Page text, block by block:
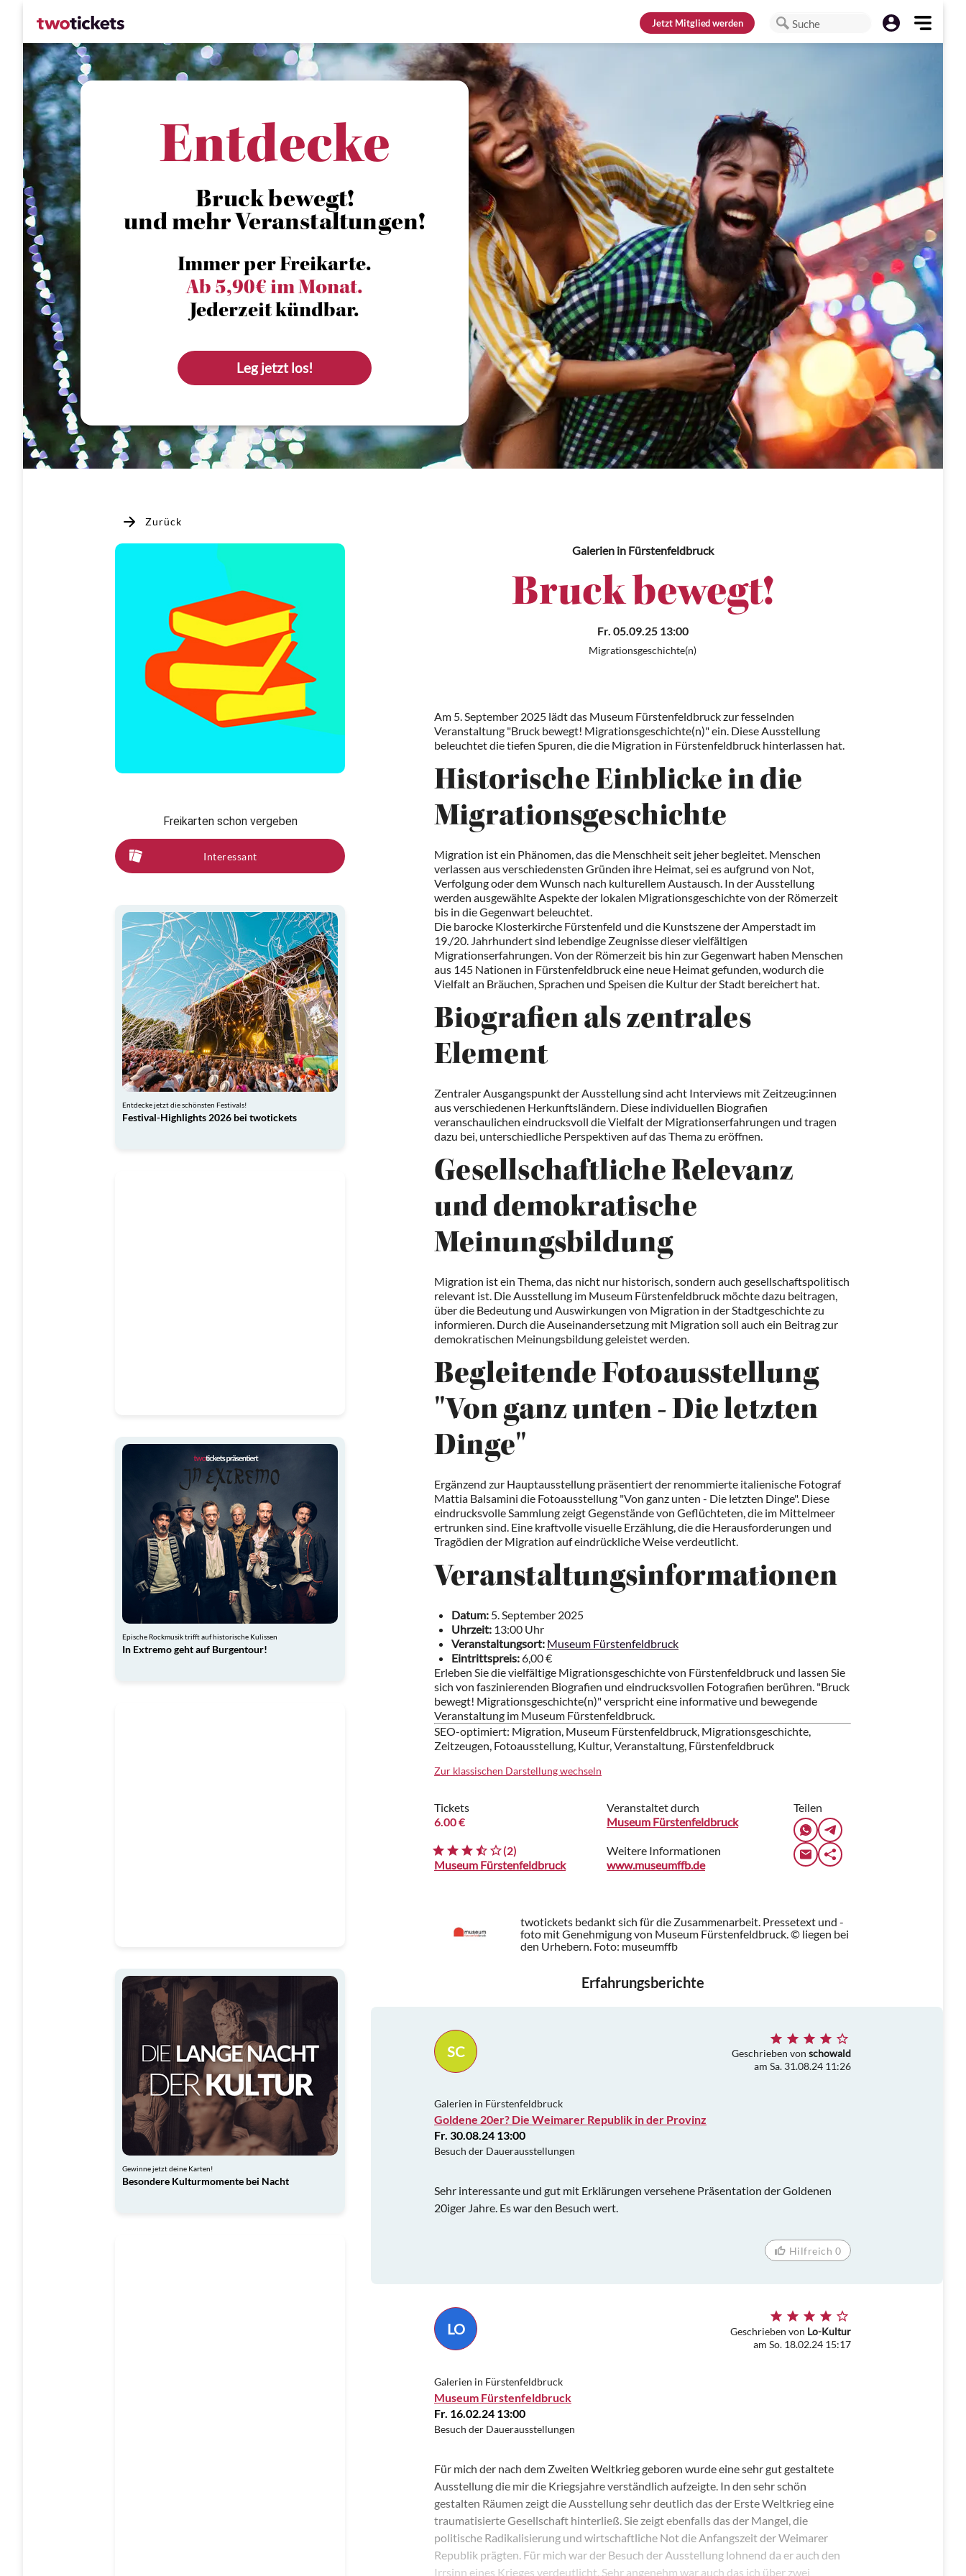
JetztMitglied werden Suche
Entdecke
Bruck bewegt!
und mehr Veranstaltungen!
Immer per Freikarte.
Ab 5,90€ im Monat.
Jederzeit kündbar.
Leg jetzt los!
Zurück
Freikarten schon vergeben
Interessant
Entdecke jetzt die schönsten Festivals!
Festival-Highlights 2026 bei twotickets
Epische Rockmusik trifft auf historische Kulissen
In Extremo geht auf Burgentour!
Gewinne jetzt deine Karten!
Besondere Kulturmomente bei Nacht
Galerienin Fürstenfeldbruck
Bruck bewegt!
Fr. 05.09.25 13:00
Migrationsgeschichte(n)
Am 5. September 2025 lädt das Museum Fürstenfeldbruck zur fesselnden
Veranstaltung "Bruck bewegt! Migrationsgeschichte(n)" ein. Diese Ausstellung
beleuchtet die tiefen Spuren, die die Migration in Fürstenfeldbruck hinterlassen hat.
Historische Einblicke in die
Migrationsgeschichte
Migration ist ein Phänomen, das die Menschheit seit jeher begleitet. Menschen
verlassen aus verschiedensten Gründen ihre Heimat, sei es aufgrund von Not,
Verfolgung oder dem Wunsch nach kulturellem Austausch. In der Ausstellung
werden ausgewählte Aspekte der lokalen Migrationsgeschichte von der Römerzeit
bis in die Gegenwart beleuchtet.
Die barocke Klosterkirche Fürstenfeld und die Kunstszene der Amperstadt im
19./20. Jahrhundert sind lebendige Zeugnisse dieser vielfältigen
Migrationserfahrungen. Von der Römerzeit bis hin zur Gegenwart haben Menschen
aus 145 Nationen in Fürstenfeldbruck eine neue Heimat gefunden, wodurch die
Vielfalt an Bräuchen, Sprachen und Speisen die Kultur der Stadt bereichert hat.
Biografien als zentrales
Element
Zentraler Ausgangspunkt der Ausstellung sind acht Interviews mit Zeitzeug:innen
aus verschiedenen Herkunftsländern. Diese individuellen Biografien
veranschaulichen eindrucksvoll die Vielfalt der Migrationserfahrungen und tragen
dazu bei, unterschiedliche Perspektiven auf das Thema zu eröffnen.
Gesellschaftliche Relevanz
und demokratische
Meinungsbildung
Migration ist ein Thema, das nicht nur historisch, sondern auch gesellschaftspolitisch
relevant ist. Die Ausstellung im Museum Fürstenfeldbruck möchte dazu beitragen,
über die Bedeutung und Auswirkungen von Migration in der Stadtgeschichte zu
informieren. Durch die Auseinandersetzung mit Migration soll auch ein Beitrag zur
demokratischen Meinungsbildung geleistet werden.
Begleitende Fotoausstellung
"Von ganz unten - Die letzten
Dinge"
Ergänzend zur Hauptausstellung präsentiert der renommierte italienische Fotograf
Mattia Balsamini die Fotoausstellung "Von ganz unten - Die letzten Dinge". Diese
eindrucksvolle Sammlung zeigt Gegenstände von Geflüchteten, die im Mittelmeer
ertrunken sind. Eine kraftvolle visuelle Erzählung, die die Herausforderungen und
Tragödien der Migration auf eindrückliche Weise verdeutlicht.
Veranstaltungsinformationen
Datum: 5. September 2025
Uhrzeit: 13:00 Uhr
Veranstaltungsort: Museum Fürstenfeldbruck
Eintrittspreis:6,00 €
Erleben Sie die vielfältige Migrationsgeschichte von Fürstenfeldbruck und lassen Sie
sich von faszinierenden Biografien und eindrucksvollen Fotografien berühren. "Bruck
bewegt! Migrationsgeschichte(n)" verspricht eine informative und bewegende
Veranstaltung im Museum Fürstenfeldbruck.
SEO-optimiert: Migration, Museum Fürstenfeldbruck, Migrationsgeschichte,
Zeitzeugen, Fotoausstellung, Kultur, Veranstaltung, Fürstenfeldbruck
Zur klassischen Darstellung wechseln
Tickets
6.00 €
(2)
Museum Fürstenfeldbruck
Veranstaltet durch
Museum Fürstenfeldbruck
Weitere Informationen
www.museumffb.de
Teilen
twotickets bedankt sich für die Zusammenarbeit. Pressetext und -
foto mit Genehmigung von Museum Fürstenfeldbruck. © liegen bei
den Urhebern. Foto: museumffb
Erfahrungsberichte
SC Geschrieben von schowald
am Sa. 31.08.24 11:26
Galerien in Fürstenfeldbruck
Goldene 20er? Die Weimarer Republik in der Provinz
Fr. 30.08.24 13:00
Besuch der Dauerausstellungen
Sehr interessante und gut mit Erklärungen versehene Präsentation der Goldenen
20iger Jahre. Es war den Besuch wert.
Hilfreich 0
LO Geschrieben von Lo-Kultur
am So. 18.02.24 15:17
Galerien in Fürstenfeldbruck
Museum Fürstenfeldbruck
Fr. 16.02.24 13:00
Besuch der Dauerausstellungen
Für mich der nach dem Zweiten Weltkrieg geboren wurde eine sehr gut gestaltete
Ausstellung die mir die Kriegsjahre verständlich aufzeigte. In den sehr schön
gestalten Räumen zeigt die Ausstellung sehr deutlich das der Erste Weltkrieg eine
traumatisierte Gesellschaft hinterließ. Sie zeigt ebenfalls das der Mangel, die
politische Radikalisierung und wirtschaftliche Not die Anfangszeit der Weimarer
Republik prägten. Für mich war der Besuch der Ausstellung lohnend da er auch den
Irrsinn eines Krieges verdeutlicht. Sehr angenehm war auch das ich über zwei